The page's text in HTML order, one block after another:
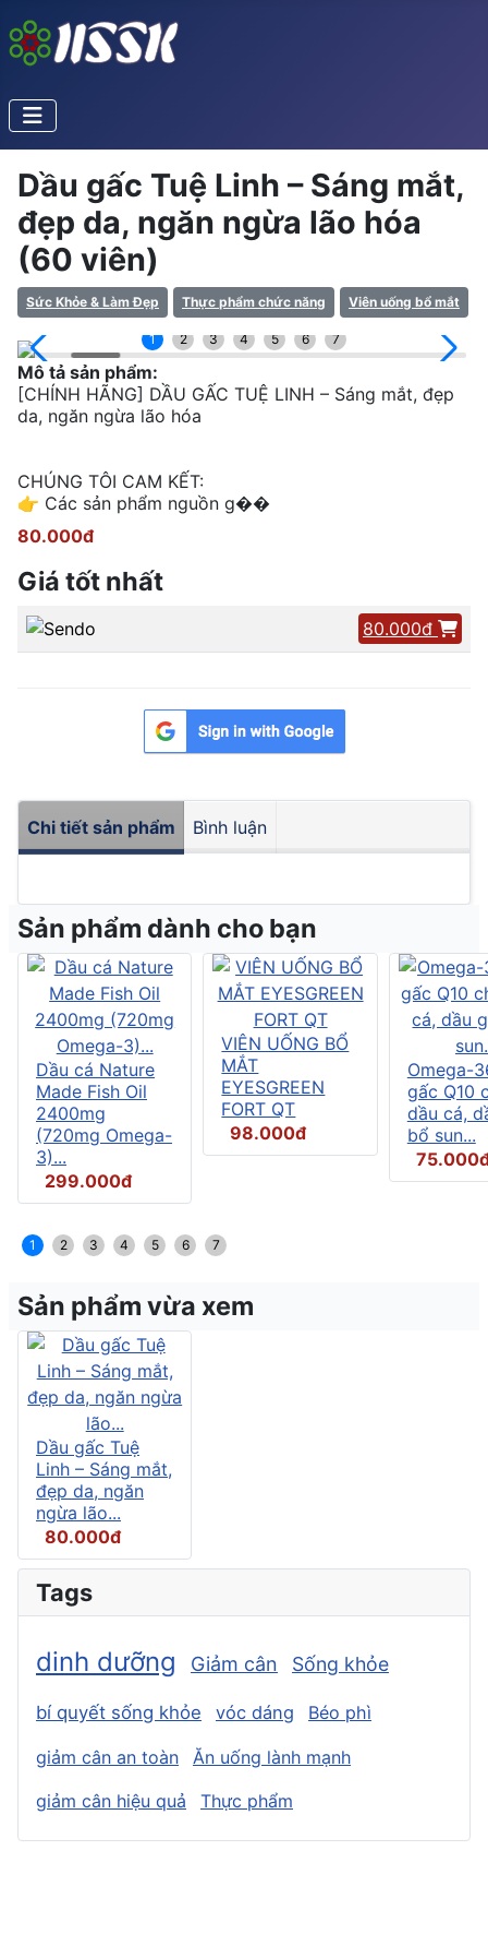
Dầu gấc Tuệ Linh – Sáng mắt,
đẹp da, ngăn ngừa lão hóa
(60 viên)
Sức Khỏe & Làm Đẹp Thực phẩm chức năng Viên uống bổ mắt
1 2 3 4 5 6 7
Mô tả sản phẩm:
[CHÍNH HÃNG] DẦU GẤC TUỆ LINH – Sáng mắt, đẹp
da, ngăn ngừa lão hóa
CHÚNG TÔI CAM KẾT:
👉 Các sản phẩm nguồn g��
80.000đ
Giá tốt nhất
80.000đ
Chi tiết sản phẩm Bình luận
Sản phẩm dành cho bạn
Dầu cá Nature
Made Fish Oil
2400mg
(720mg Omega-
3)...
299.000đ
VIÊN UỐNG BỔ
MẮT
EYESGREEN
FORT QT
98.000đ
Omega-
gấc Q10
dầu cá,
bổ sun...
1 2 3 4 5 6 7
Sản phẩm vừa xem
Dầu gấc Tuệ
Linh – Sáng mắt,
đẹp da, ngăn
ngừa lão...
80.000đ
Tags
dinh dưỡng Giảm cân Sống khỏe
bí quyết sống khỏe vóc dáng Béo phì
giảm cân an toàn
Ăn uống lành mạnh
giảm cân hiệu quả
Thực phẩm